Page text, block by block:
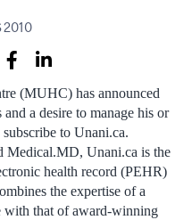
2010
(MUHC) has announced
a desire to manage his or
to Unani.ca.
Medical.MD, Unani.ca is the
health record (PEHR)
the expertise of a
with that of award-winning